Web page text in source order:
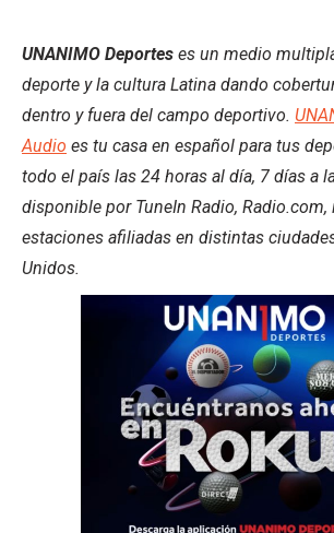
UNANIMO Deportes es un medio
deporte y la cultura Latina dando
dentro y fuera del campo deportivo.
Audio es tu casa en español para tus
todo el país las 24 horas al día, 7 días a
disponible por TuneIn Radio, Radio.com,
estaciones afiliadas en distintas
Unidos.